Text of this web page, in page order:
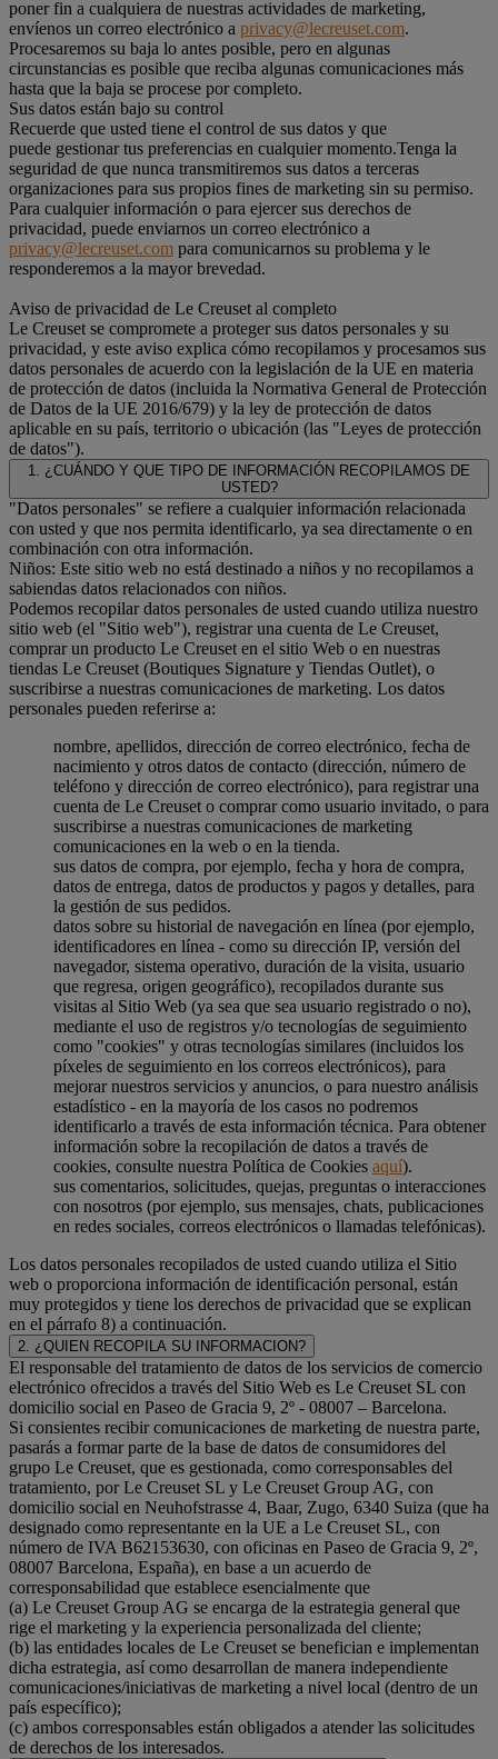
poner fin a cualquiera de nuestras actividades de marketing,
envíenos un correo electrónico a privacy@lecreuset.com.
Procesaremos su baja lo antes posible, pero en algunas
circunstancias es posible que reciba algunas comunicaciones más
hasta que la baja se procese por completo.
Sus datos están bajo su control
Recuerde que usted tiene el control de sus datos y que
puede gestionar tus preferencias en cualquier momento.Tenga la
seguridad de que nunca transmitiremos sus datos a terceras
organizaciones para sus propios fines de marketing sin su permiso.
Para cualquier información o para ejercer sus derechos de
privacidad, puede enviarnos un correo electrónico a
privacy@lecreuset.com para comunicarnos su problema y le
responderemos a la mayor brevedad.
Aviso de privacidad de Le Creuset al completo
Le Creuset se compromete a proteger sus datos personales y su
privacidad, y este aviso explica cómo recopilamos y procesamos sus
datos personales de acuerdo con la legislación de la UE en materia
de protección de datos (incluida la Normativa General de Protección
de Datos de la UE 2016/679) y la ley de protección de datos
aplicable en su país, territorio o ubicación (las "Leyes de protección
de datos").
1. ¿CUÁNDO Y QUE TIPO DE INFORMACIÓN RECOPILAMOS DE
USTED?
"Datos personales" se refiere a cualquier información relacionada
con usted y que nos permita identificarlo, ya sea directamente o en
combinación con otra información.
Niños: Este sitio web no está destinado a niños y no recopilamos a
sabiendas datos relacionados con niños.
Podemos recopilar datos personales de usted cuando utiliza nuestro
sitio web (el "Sitio web"), registrar una cuenta de Le Creuset,
comprar un producto Le Creuset en el sitio Web o en nuestras
tiendas Le Creuset (Boutiques Signature y Tiendas Outlet), o
suscribirse a nuestras comunicaciones de marketing. Los datos
personales pueden referirse a:
nombre, apellidos, dirección de correo electrónico, fecha de
nacimiento y otros datos de contacto (dirección, número de
teléfono y dirección de correo electrónico), para registrar una
cuenta de Le Creuset o comprar como usuario invitado, o para
suscribirse a nuestras comunicaciones de marketing
comunicaciones en la web o en la tienda.
sus datos de compra, por ejemplo, fecha y hora de compra,
datos de entrega, datos de productos y pagos y detalles, para
la gestión de sus pedidos.
datos sobre su historial de navegación en línea (por ejemplo,
identificadores en línea - como su dirección IP, versión del
navegador, sistema operativo, duración de la visita, usuario
que regresa, origen geográfico), recopilados durante sus
visitas al Sitio Web (ya sea que sea usuario registrado o no),
mediante el uso de registros y/o tecnologías de seguimiento
como "cookies" y otras tecnologías similares (incluidos los
píxeles de seguimiento en los correos electrónicos), para
mejorar nuestros servicios y anuncios, o para nuestro análisis
estadístico - en la mayoría de los casos no podremos
identificarlo a través de esta información técnica. Para obtener
información sobre la recopilación de datos a través de
cookies, consulte nuestra Política de Cookies aquí).
sus comentarios, solicitudes, quejas, preguntas o interacciones
con nosotros (por ejemplo, sus mensajes, chats, publicaciones
en redes sociales, correos electrónicos o llamadas telefónicas).
Los datos personales recopilados de usted cuando utiliza el Sitio
web o proporciona información de identificación personal, están
muy protegidos y tiene los derechos de privacidad que se explican
en el párrafo 8) a continuación.
2. ¿QUIEN RECOPILA SU INFORMACION?
El responsable del tratamiento de datos de los servicios de comercio
electrónico ofrecidos a través del Sitio Web es Le Creuset SL con
domicilio social en Paseo de Gracia 9, 2º - 08007 – Barcelona.
Si consientes recibir comunicaciones de marketing de nuestra parte,
pasarás a formar parte de la base de datos de consumidores del
grupo Le Creuset, que es gestionada, como corresponsables del
tratamiento, por Le Creuset SL y Le Creuset Group AG, con
domicilio social en Neuhofstrasse 4, Baar, Zugo, 6340 Suiza (que ha
designado como representante en la UE a Le Creuset SL, con
número de IVA B62153630, con oficinas en Paseo de Gracia 9, 2º,
08007 Barcelona, España), en base a un acuerdo de
corresponsabilidad que establece esencialmente que
(a) Le Creuset Group AG se encarga de la estrategia general que
rige el marketing y la experiencia personalizada del cliente;
(b) las entidades locales de Le Creuset se benefician e implementan
dicha estrategia, así como desarrollan de manera independiente
comunicaciones/iniciativas de marketing a nivel local (dentro de un
país específico);
(c) ambos corresponsables están obligados a atender las solicitudes
de derechos de los interesados.